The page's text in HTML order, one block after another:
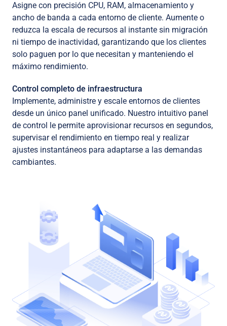
Asigne con precisión CPU, RAM, almacenamiento y
ancho de banda a cada entorno de cliente. Aumente o
reduzca la escala de recursos al instante sin migración
ni tiempo de inactividad, garantizando que los clientes
solo paguen por lo que necesitan y manteniendo el
máximo rendimiento.
Control completo de infraestructura
Implemente, administre y escale entornos de clientes
desde un único panel unificado. Nuestro intuitivo panel
de control le permite aprovisionar recursos en segundos,
supervisar el rendimiento en tiempo real y realizar
ajustes instantáneos para adaptarse a las demandas
cambiantes.